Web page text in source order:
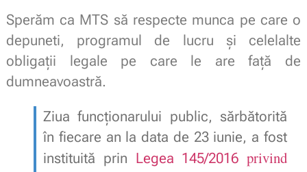
Sperăm ca MTS să respecte munca pe care o
depuneti, programul de lucru și celelalte
obligații legale pe care le are față de
dumneavoastră.
Ziua funcţionarului public, sărbătorită
în fiecare an la data de 23 iunie, a fost
instituită prin Legea 145/2016privind